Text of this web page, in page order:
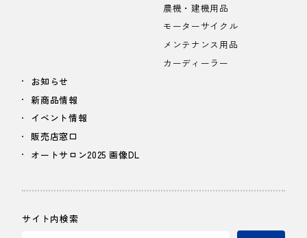
農機・建機用品
モーターサイクル
メンテナンス用品
カーディーラー
お知らせ
新商品情報
イベント情報
販売店窓口
オートサロン2025 画像DL
サイト内検索